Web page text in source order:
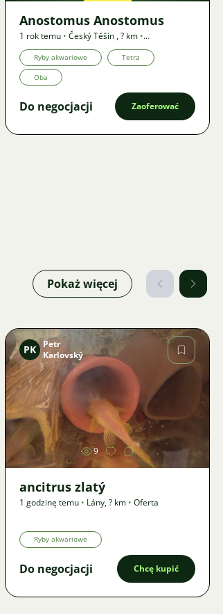
Anostomus Anostomus
1 rok temu • Český Těšín ,? km •
Zapotrzebowanie
Ryby akwariowe Tetra
Oba
Do negocjacji Zaoferować
Pokaż więcej
Zdjęcie
PK
Petr
Karlovský
9
ancitrus zlatý
1 godzinę temu • Lány,? km • Oferta
Ryby akwariowe
Do negocjacji Chcę kupić